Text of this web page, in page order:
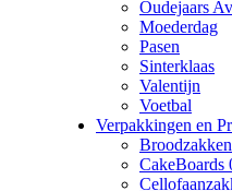
Oudejaars
Moederdag
Pasen
Sinterklaas
Valentijn
Voetbal
Verpakkingen en
CakeBoards